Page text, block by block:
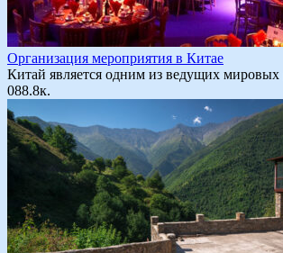
Организация мероприятия в Китае
Китай является одним из ведущих мировых
088.8к.